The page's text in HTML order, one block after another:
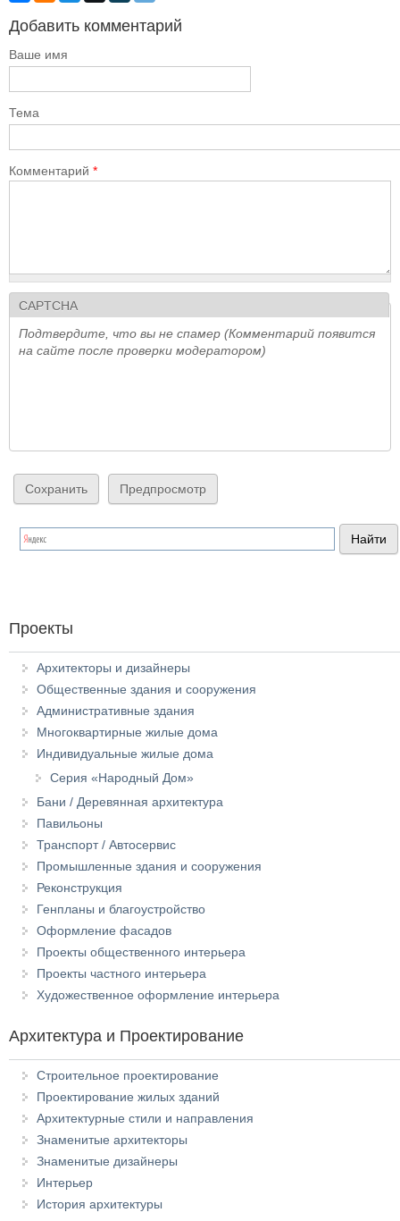
Добавить комментарий
Ваше имя
Тема
Комментарий *
CAPTCHA
Подтвердите, что вы не спамер (Комментарий появится
на сайте после проверки модератором)
Проекты
Архитекторы и дизайнеры
Общественные здания и сооружения
Административные здания
Многоквартирные жилые дома
Индивидуальные жилые дома
Серия «Народный Дом»
Бани / Деревянная архитектура
Павильоны
Транспорт / Автосервис
Промышленные здания и сооружения
Реконструкция
Генпланы и благоустройство
Оформление фасадов
Проекты общественного интерьера
Проекты частного интерьера
Художественное оформление интерьера
Архитектура и Проектирование
Строительное проектирование
Проектирование жилых зданий
Архитектурные стили и направления
Знаменитые архитекторы
Знаменитые дизайнеры
Интерьер
История архитектуры